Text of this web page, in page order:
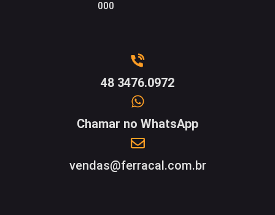
000
48 3476.0972
Chamar no WhatsApp
vendas@ferracal.com.br